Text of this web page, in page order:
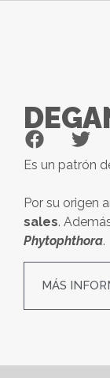
Es un patrón
Por su origen
sales.
Phytophthora.
MÁS